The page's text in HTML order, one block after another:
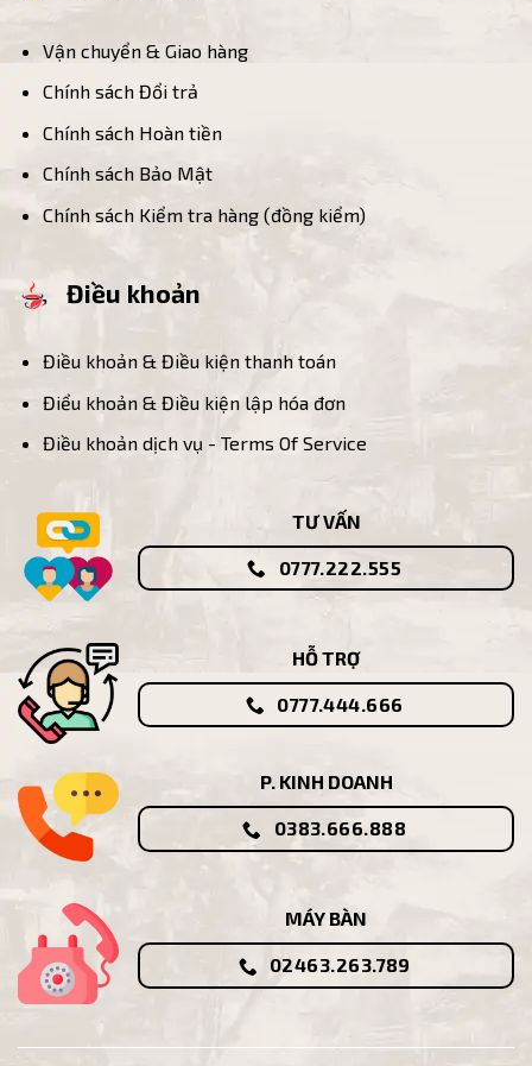
Vận chuyển & Giao hàng
Chính sách Đổi trả
Chính sách Hoàn tiền
Chính sách Bảo Mật
Chính sách Kiểm tra hàng (đồng kiểm)
Điều khoản
Điều khoản & Điều kiện thanh toán
Điểu khoản & Điều kiện lập hóa đơn
Điều khoản dịch vụ - Terms Of Service
TƯ VẤN
0777.222.555
HỖ TRỢ
0777.444.666
P. KINH DOANH
0383.666.888
MÁY BÀN
02463.263.789